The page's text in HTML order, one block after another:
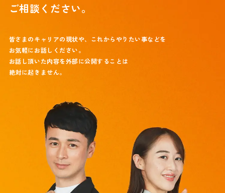
ご相談ください。
皆さまのキャリアの現状や、これからやりたい事などを
お気軽にお話しください。
お話し頂いた内容を外部に公開することは
絶対に起きません。